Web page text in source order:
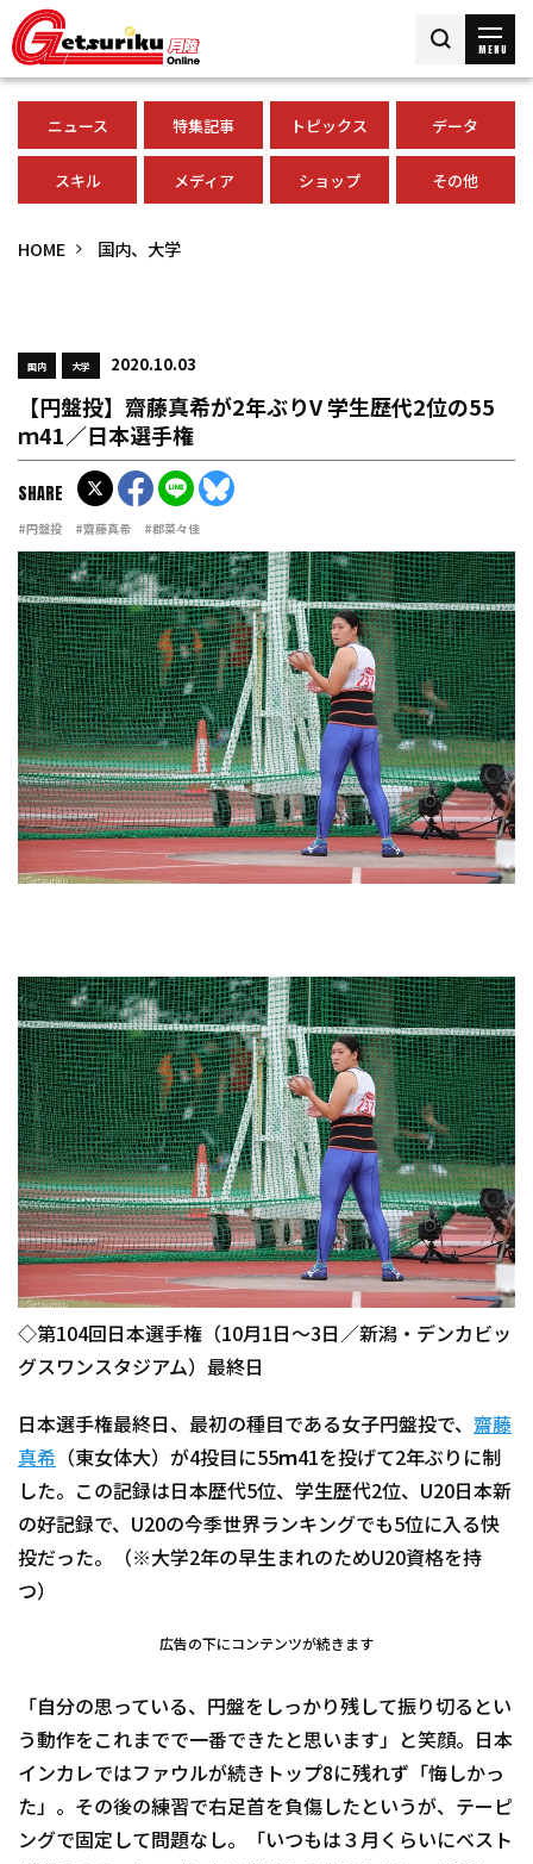
MENU
ニュース 特集記事 トピックス データ
スキル メディア ショップ その他
HOME 国内、大学
国内 大学 2020.10.03
【円盤投】齋藤真希が2年ぶりV 学生歴代2位の55
ｍ41／日本選手権
#円盤投 #齋藤真希 #郡菜々佳
SHARE
◇第104回日本選手権（10月1日～3日／新潟・デンカビッ
グスワンスタジアム）最終日
日本選手権最終日、最初の種目である女子円盤投で、 齋藤
真希 （東女体大）が4投目に55ｍ41を投げて2年ぶりに制
した。この記録は日本歴代5位、学生歴代2位、U20日本新
の好記録で、U20の今季世界ランキングでも5位に入る快
投だった。（※大学2年の早生まれのためU20資格を持
つ）
広告の下にコンテンツが続きます
「自分の思っている、円盤をしっかり残して振り切るとい
う動作をこれまでで一番できたと思います」と笑顔。日本
インカレではファウルが続きトップ8に残れず「悔しかっ
た」。その後の練習で右足首を負傷したというが、テーピ
ングで固定して問題なし。「いつもは３月くらいにベスト